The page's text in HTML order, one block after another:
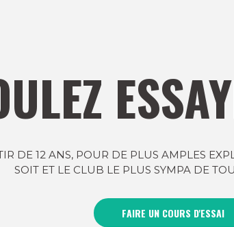
DE 12 ANS, POUR DE PLUS AMPLES
SOIT ET LE CLUB LE PLUS SYMPA DE
FAIRE UN COURS D'ESSAI